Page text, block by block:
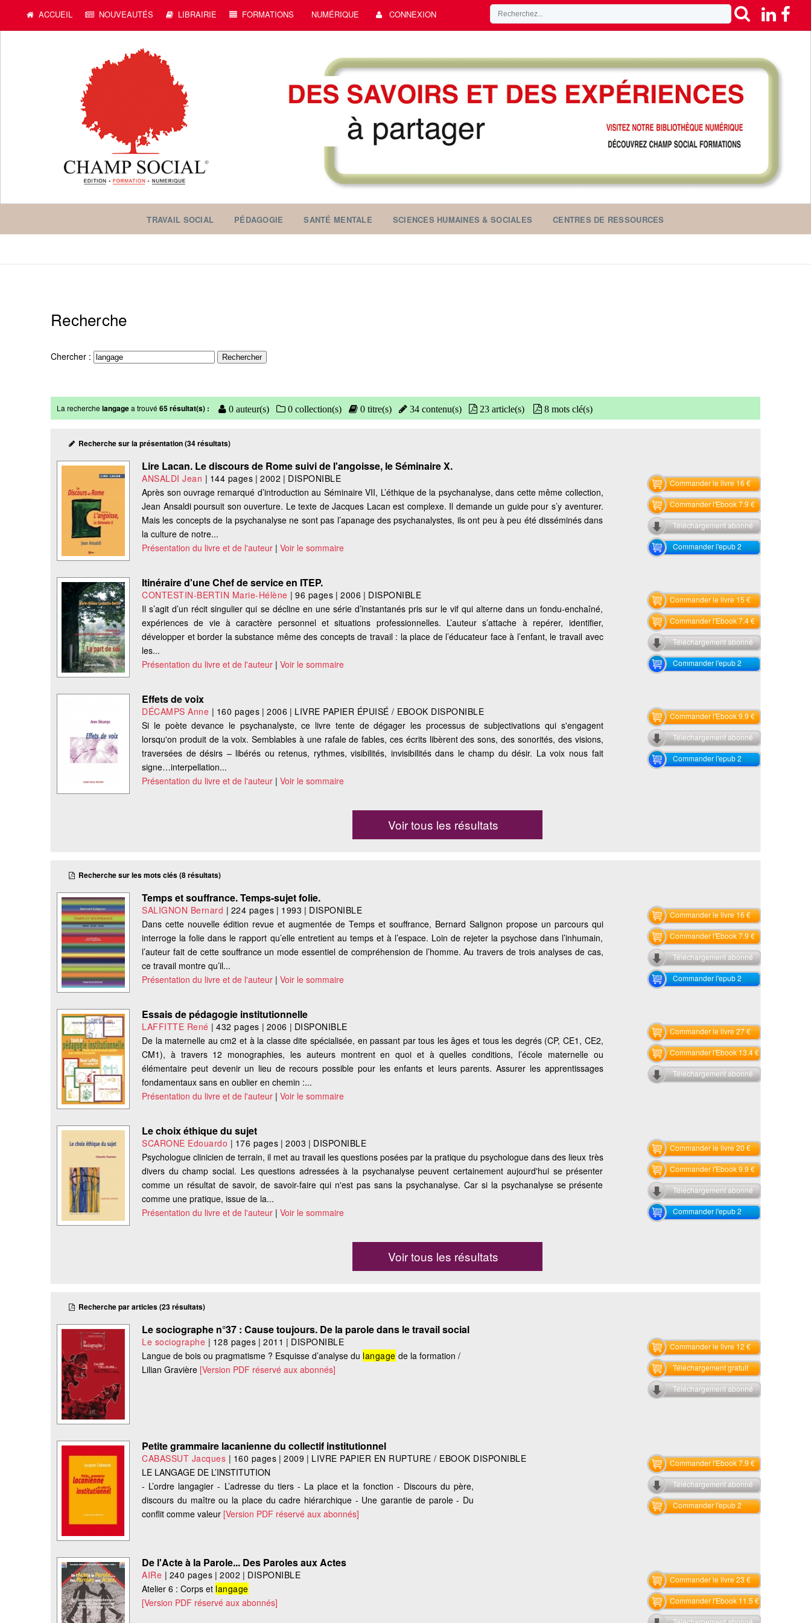
ACCUEIL NOUVEAUTÉS LIBRAIRIE FORMATIONS NUMÉRIQUE CONNEXION
TRAVAIL SOCIAL PÉDAGOGIE SANTÉ MENTALE SCIENCES HUMAINES & SOCIALES CENTRES DE RESSOURCES
Recherche
Chercher :
La recherchelangagea trouvé65 résultat(s) : 0 auteur(s) 0 collection(s) 0 titre(s) 34 contenu(s) 23 article(s) 8 mots clé(s)
Recherche sur la présentation (34 résultats)
Lire Lacan. Le discours de Rome suivi de l'angoisse, le Séminaire X.
ANSALDI Jean | 144 pages |2002 | DISPONIBLE
Après son ouvrage remarqué d’introduction au Séminaire VII, L’éthique de la psychanalyse, dans cette même collection,
Jean Ansaldi poursuit son ouverture. Le texte de Jacques Lacan est complexe. Il demande un guide pour s’y aventurer.
Mais les concepts de la psychanalyse ne sont pas l’apanage des psychanalystes, ils ont peu à peu été disséminés dans
la culture de notre...
Présentation du livre et de l'auteur |Voir le sommaire
Commander le livre 16 €
Commander l'Ebook 7.9 €
Téléchargement abonné
Commander l'epub 2
Itinéraire d'une Chef de service en ITEP.
CONTESTIN-BERTIN Marie-Hélène |96 pages |2006 | DISPONIBLE
Il s’agit d’un récit singulier qui se décline en une série d’instantanés pris sur le vif qui alterne dans un fondu-enchaîné,
expériences de vie à caractère personnel et situations professionnelles. L’auteur s’attache à repérer, identifier,
développer et border la substance même des concepts de travail : la place de l’éducateur face à l’enfant, le travail avec
les...
Présentation du livre et de l'auteur |Voir le sommaire
Commander le livre 15 €
Commander l'Ebook 7.4 €
Téléchargement abonné
Commander l'epub 2
Effets de voix
DÉCAMPS Anne | 160 pages |2006 | LIVRE PAPIER ÉPUISÉ / EBOOK DISPONIBLE
Si le poète devance le psychanalyste, ce livre tente de dégager les processus de subjectivations qui s'engagent
lorsqu'on produit de la voix. Semblables à une rafale de fables, ces écrits libèrent des sons, des sonorités, des visions,
traversées de désirs – libérés ou retenus, rythmes, visibilités, invisibilités dans le champ du désir. La voix nous fait
signe…interpellation...
Présentation du livre et de l'auteur |Voir le sommaire
Commander l'Ebook 9.9 €
Téléchargement abonné
Commander l'epub 2
Voir tous les résultats
Recherche sur les mots clés (8 résultats)
Temps et souffrance. Temps-sujet folie.
SALIGNON Bernard | 224 pages | 1993 | DISPONIBLE
Dans cette nouvelle édition revue et augmentée de Temps et souffrance, Bernard Salignon propose un parcours qui
interroge la folie dans le rapport qu’elle entretient au temps et à l’espace. Loin de rejeter la psychose dans l’inhumain,
l’auteur fait de cette souffrance un mode essentiel de compréhension de l’homme. Au travers de trois analyses de cas,
ce travail montre qu’il...
Présentation du livre et de l'auteur |Voir le sommaire
Commander le livre 16 €
Commander l'Ebook 7.9 €
Téléchargement abonné
Commander l'epub 2
Essais de pédagogie institutionnelle
LAFFITTE René |432 pages | 2006 | DISPONIBLE
De la maternelle au cm2 et à la classe dite spécialisée, en passant par tous les âges et tous les degrés (CP, CE1, CE2,
CM1), à travers 12 monographies, les auteurs montrent en quoi et à quelles conditions, l’école maternelle ou
élémentaire peut devenir un lieu de recours possible pour les enfants et leurs parents. Assurer les apprentissages
fondamentaux sans en oublier en chemin :...
Présentation du livre et de l'auteur |Voir le sommaire
Commander le livre 27 €
Commander l'Ebook 13.4 €
Téléchargement abonné
Le choix éthique du sujet
SCARONE Edouardo | 176 pages |2003 | DISPONIBLE
Psychologue clinicien de terrain, il met au travail les questions posées par la pratique du psychologue dans des lieux très
divers du champ social. Les questions adressées à la psychanalyse peuvent certainement aujourd'hui se présenter
comme un résultat de savoir, de savoir-faire qui n'est pas sans la psychanalyse. Car si la psychanalyse se présente
comme une pratique, issue de la...
Présentation du livre et de l'auteur |Voir le sommaire
Commander le livre 20 €
Commander l'Ebook 9.9 €
Téléchargement abonné
Commander l'epub 2
Voir tous les résultats
Recherche par articles (23 résultats)
Le sociographe n°37 : Cause toujours. De la parole dans le travail social
Le sociographe | 128 pages |2011 | DISPONIBLE
Langue de bois ou pragmatisme ? Esquisse d’analyse du langage de la formation /
Lilian Gravière [Version PDF réservé aux abonnés]
Commander le livre 12 €
Téléchargement gratuit
Téléchargement abonné
Petite grammaire lacanienne du collectif institutionnel
CABASSUT Jacques | 160 pages |2009 | LIVRE PAPIER EN RUPTURE / EBOOK DISPONIBLE
LE LANGAGE DE L’INSTITUTION
- L’ordre langagier - L’adresse du tiers - La place et la fonction - Discours du père,
discours du maître ou la place du cadre hiérarchique - Une garantie de parole - Du
conflit comme valeur [Version PDF réservé aux abonnés]
Commander l'Ebook 7.9 €
Téléchargement abonné
Commander l'epub 2
De l'Acte à la Parole... Des Paroles aux Actes
AIRe | 240 pages |2002 | DISPONIBLE
Atelier 6 : Corps et langage
[Version PDF réservé aux abonnés]
Commander le livre 23 €
Commander l'Ebook 11.5 €